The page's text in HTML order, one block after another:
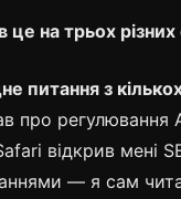
це на трьох різних
питання з
про
відкрив мені
— я сам